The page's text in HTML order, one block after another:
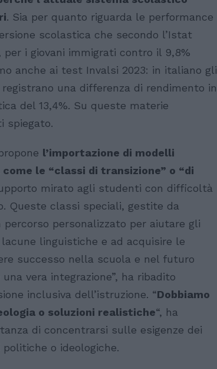
. Sia per quanto riguarda le performance
scolastica che secondo l’Istat
per i giovani immigrati contro il 9,8%
anche ai test Invalsi 2023: in italiano gli
una differenza di rendimento in
del 13,4%. Su queste materie
spiegato.
l’importazione di modelli
le “classi di transizione” o “di
mirato agli studenti con difficoltà
Queste classi speciali, gestite da
personalizzato per aiutare gli
linguistiche e ad acquisire le
successo nella scuola e nel futuro
vera integrazione”, ha ribadito
inclusiva dell’istruzione. “Dobbiamo
o soluzioni realistiche“, ha
di concentrarsi sulle esigenze dei
o ideologiche.